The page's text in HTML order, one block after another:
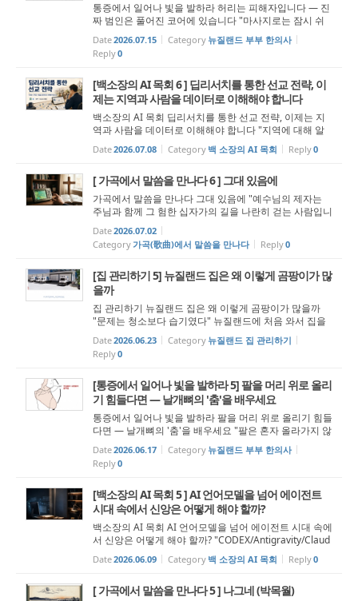
통증에서 일어나 빛을 발하라 허리는 피해자입니다 — 진
짜 범인은 풀어진 코어에 있습니다 "마사지로는 잠시 쉬
게 할 수 있어도, 일을 그만두게 할 수는 없습니다. 풀어진
코어가 채워져야 비로소 허리에 진정한 쉼이 옵니다." “일
어나라 빛을 발...
Date2026.07.15 Category 뉴질랜드 부부 한의사
Reply0
[백소장의 AI 목회 6 ] 딥리서치를 통한 선교 전략, 이
제는 지역과 사람을 데이터로 이해해야 합니다
백소장의 AI 목회 딥리서치를 통한 선교 전략, 이제는 지
역과 사람을 데이터로 이해해야 합니다 "지역에 대해 알
고, 사람에 대해 알아야 정확한 선교 전략을 세울 수 있습
니다." 우리는 전도와 선교를 이야기할 때 종종 열정과 헌
Date2026.07.08 Category 백 소장의 AI 목회 Reply0
[ 가곡에서 말씀을 만나다 6 ] 그대 있음에
가곡에서 말씀을 만나다 그대 있음에 "예수님의 제자는
주님과 함께 그 험한 십자가의 길을 나란히 걷는 사람입니
다." “너희는 나를 누구라 하느냐?” 그 옛날 제자들에게 던
져진 예수님의 물음입니다. 그러나 이 질문을 그저 빛바랜
역사 속 한 ...
Date2026.07.02
Category 가곡(歌曲)에서 말씀을 만나다 Reply0
[집 관리하기 5] 뉴질랜드 집은 왜 이렇게 곰팡이가 많
을까
집 관리하기 뉴질랜드 집은 왜 이렇게 곰팡이가 많을까
"문제는 청소보다 습기였다" 뉴질랜드에 처음 와서 집을
구한 사람들이 가장 당황하는 것 중 하나가 있다. 생각보
다 많은 집에서 곰팡이를 본다는 점이다. 창문 아래 검게
올라온 자국, 욕실 천장 모서리...
Date2026.06.23 Category 뉴질랜드 집 관리하기
Reply0
[통증에서 일어나 빛을 발하라 5] 팔을 머리 위로 올리
기 힘들다면 — 날개뼈의 '춤'을 배우세요
통증에서 일어나 빛을 발하라 팔을 머리 위로 올리기 힘들
다면 — 날개뼈의 '춤'을 배우세요 "팔은 혼자 올라가지 않
습니다" “일어나라 빛을 발하라 이는 네 빛이 이르렀고 여
호와의 영광이 네 위에 임하였음이니라” (사 60:1) 1. 어...
Date2026.06.17 Category 뉴질랜드 부부 한의사
Reply0
[백소장의 AI 목회 5 ] AI 언어모델을 넘어 에이전트
시대 속에서 신앙은 어떻게 해야 할까?
백소장의 AI 목회 AI 언어모델을 넘어 에이전트 시대 속에
서 신앙은 어떻게 해야 할까? "CODEX/Antigravity/Claud
e Code를 바라보는 우리의 시선" AI가 우리에게 준 충격
은 실로 놀라웠습니다. 챗GPT를 비롯한 생성형 AI가 우리
Date2026.06.09 Category 백 소장의 AI 목회 Reply0
[ 가곡에서 말씀을 만나다 5 ] 나그네 (박목월)